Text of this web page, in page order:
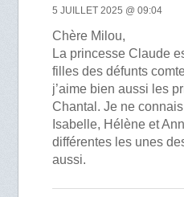
5 JUILLET 2025 @ 09:04
Chère Milou,
La princesse Claude
filles des défunts
j’aime bien aussi les
Chantal. Je ne
Isabelle, Hélène et
différentes les unes
aussi.